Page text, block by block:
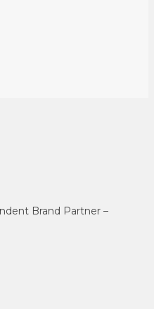
Brand Partner –